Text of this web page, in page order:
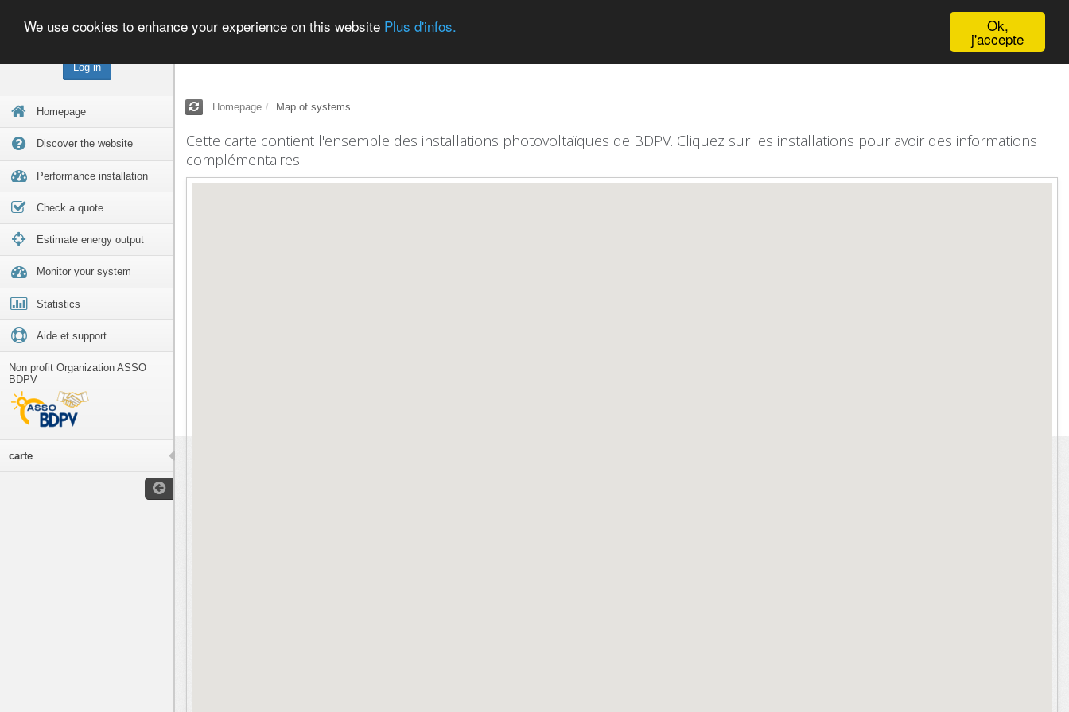
Log in
Homepage
Discover the website
Performance installation
Check a quote
Estimate energy output
Monitor your system
Statistics
Aide et support
Non profit Organization ASSO
BDPV
carte
Ok,
j'accepte
We use cookies to enhance your experience on this website Plus d'infos.
Homepage Map of systems
Cette carte contient l'ensemble des installations photovoltaïques de BDPV. Cliquez sur les installations pour avoir des informations
complémentaires.